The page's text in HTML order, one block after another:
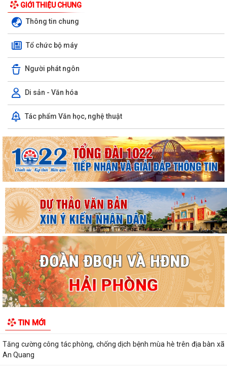
GIỚI THIỆU CHUNG
Thông tin chung
Tổ chức bộ máy
Người phát ngôn
Di sản - Văn hóa
Tác phẩm Văn học, nghệ thuật
TIN MỚI
KẾ HOẠCH TRIỂN KHAI CÁC HOẠT ĐỘNG ĐẢM BẢO AN TOÀN VỆ SINH
THỰC PHẨM TRÊN ĐỊA BÀN XÃ NĂM 2026
Kế hoạch Triển khai Đợt cao điểm “ 90 ngày tăng tốc - Về đích khám
Báo cáo công tác cải cách hành chính tháng 7 năm 2026, nhiệm vụ
trọng tâm tháng 8 năm 2026
CÁC CƠ SỞ GIÁO DỤC MẦM NON, TIỂU HỌC...
LUẬT TRÍ TUỆ NHÂN TẠO
MƯA BÃO
“Ngày hội toàn dân bảo vệ an ninh Tổ quốc” năm 2026 trên địa bàn xã
An Quang
XÃ AN QUANG TỔ CHỨC PHIÊN HỌP LẦN THỨ II BAN ĐẠI DIỆN HỘI
ĐỒNG QUẢN TRỊ NGÂN HÀNG CHÍNH SÁCH XÃ HỘI
"SMART HẢI PHÒNG - CÔNG DÂN THÔNG MINH, THÀNH PHỐ MẠNH
MẼ"
vụ 6 tháng cuối năm 2026
Tăng cường công tác phòng, chống dịch bệnh mùa hè trên địa bàn xã
An Quang